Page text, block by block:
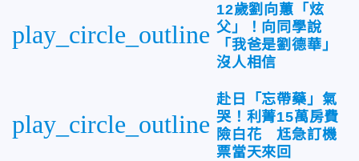
play_circle_outline
12歲劉向蕙「炫
父」！向同學說
「我爸是劉德華」
沒人相信
play_circle_outline
赴日「忘帶藥」氣
哭！利菁15萬房費
險白花 尪急訂機
票當天來回